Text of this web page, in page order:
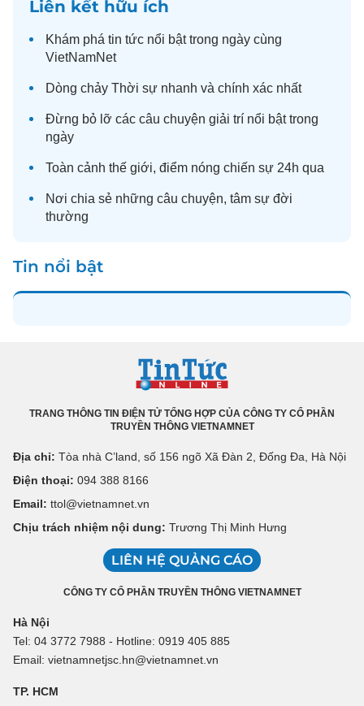
Liên kết hữu ích
Khám phá tin tức nổi bật trong ngày cùng
VietNamNet
Dòng chảy Thời sự nhanh và chính xác nhất
Đừng bỏ lỡ các câu chuyện giải trí nổi bật trong
ngày
Toàn cảnh thế giới, điểm nóng chiến sự 24h qua
Nơi chia sẻ những câu chuyện, tâm sự đời
thường
Tin nổi bật
TRANG THÔNG TIN ĐIỆN TỬ TỔNG HỢP CỦA CÔNG TY CỔ PHẦN
TRUYỀN THÔNG VIETNAMNET
Địa chỉ: Tòa nhà C’land, số 156 ngõ Xã Đàn 2, Đống Đa, Hà Nội
Điện thoại: 094 388 8166
Email: ttol@vietnamnet.vn
Chịu trách nhiệm nội dung: Trương Thị Minh Hưng
LIÊN HỆ QUẢNG CÁO
CÔNG TY CỔ PHẦN TRUYỀN THÔNG VIETNAMNET
Hà Nội
Tel: 04 3772 7988 - Hotline: 0919 405 885
Email: vietnamnetjsc.hn@vietnamnet.vn
TP. HCM